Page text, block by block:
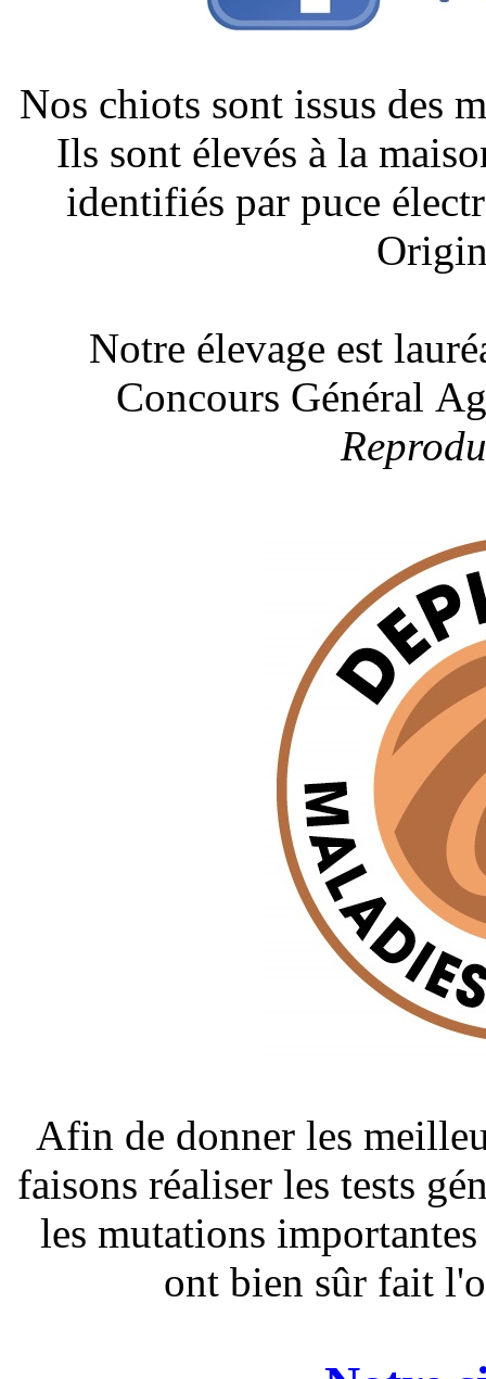
Nos chiots sont issus des
Ils sont élevés à la
identifiés par puce
Notre élevage est
Concours Général
Afin de donner les
faisons réaliser les tests
les mutations
ont bien sûr fait